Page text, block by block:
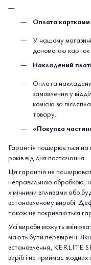
Оплата
У нашому
допомогою
Накладений
Оплата
замовлення у
комісію за
товару.
«Покупка
Гарантія поширюється на
років від дня постачання.
Ця гарантія не
неправильною обробкою,
хімічними впливами або
встановленому виробі.
також не покриваються
Усі вироби можуть
мають бути перевірені.
встановлення, KERLITE
виріб і не приймає жодних